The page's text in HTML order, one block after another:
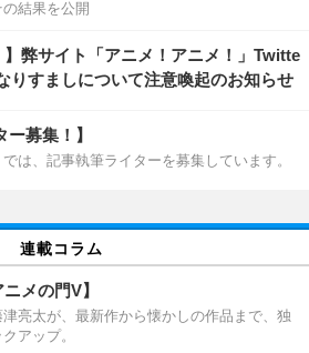
結果を公開
】弊サイト「アニメ！アニメ！」Twitte
りすましについて注意喚起のお知らせ
ー募集！】
は、記事執筆ライターを募集しています。
連載コラム
メの門V】
亮太が、最新作から懐かしの作品まで、独
アップ。